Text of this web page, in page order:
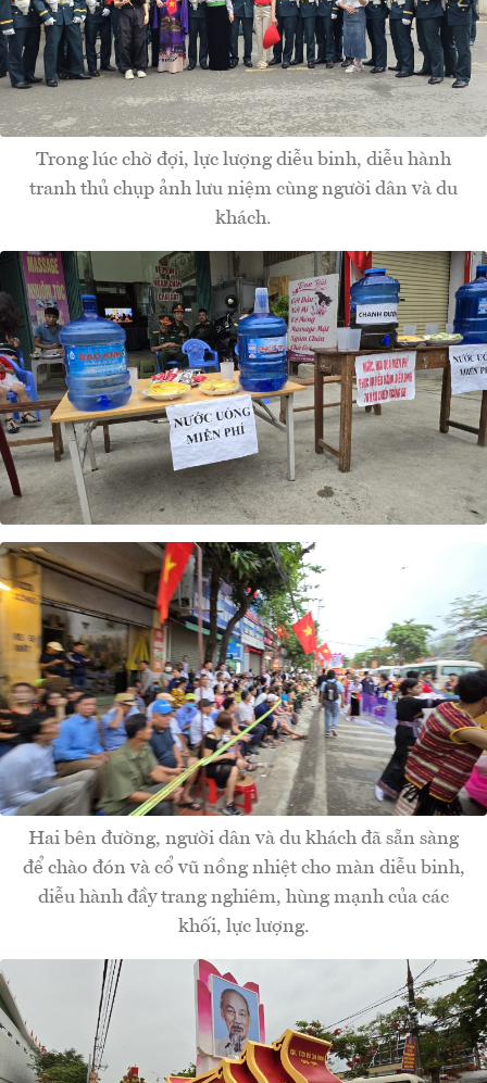
Trong lúc chờ đợi, lực lượng diễu binh, diễu hành
tranh thủ chụp ảnh lưu niệm cùng người dân và du
khách.
Hai bên đường, người dân và du khách đã sẵn sàng
để chào đón và cổ vũ nồng nhiệt cho màn diễu binh,
diễu hành đầy trang nghiêm, hùng mạnh của các
khối, lực lượng.